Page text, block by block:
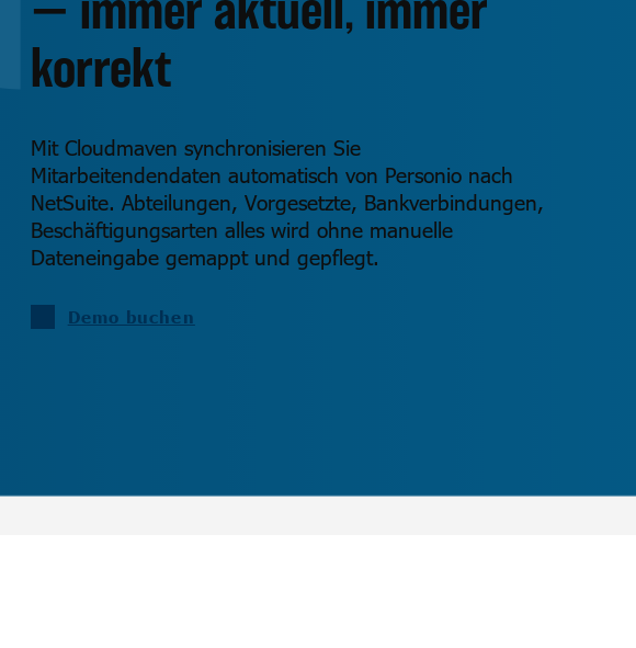
korrekt
Mit Cloudmaven synchronisieren Sie
Mitarbeitendendaten automatisch von Personio nach
NetSuite. Abteilungen, Vorgesetzte, Bankverbindungen,
Beschäftigungsarten alles wird ohne manuelle
Dateneingabe gemappt und gepflegt.
Demo buchen